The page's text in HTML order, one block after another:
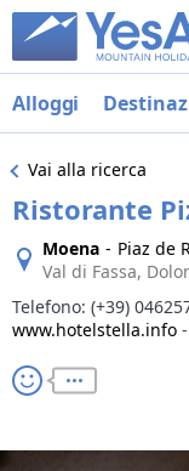
Alloggi
Vai alla ricerca
Ristorante
Moena - Piaz de
Val di Fassa,
Telefono: (+39)
www.hotelstella.info -